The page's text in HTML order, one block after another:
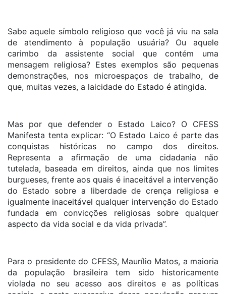
Sabe aquele símbolo religioso que você já viu na sala
de atendimento à população usuária? Ou aquele
carimbo da assistente social que contém uma
mensagem religiosa? Estes exemplos são pequenas
demonstrações, nos microespaços de trabalho, de
que, muitas vezes, a laicidade do Estado é atingida.
Mas por que defender o Estado Laico? O CFESS
Manifesta tenta explicar: “O Estado Laico é parte das
conquistas históricas no campo dos direitos.
Representa a afirmação de uma cidadania não
tutelada, baseada em direitos, ainda que nos limites
burgueses, frente aos quais é inaceitável a intervenção
do Estado sobre a liberdade de crença religiosa e
igualmente inaceitável qualquer intervenção do Estado
fundada em convicções religiosas sobre qualquer
aspecto da vida social e da vida privada”.
Para o presidente do CFESS, Maurílio Matos, a maioria
da população brasileira tem sido historicamente
violada no seu acesso aos direitos e as políticas